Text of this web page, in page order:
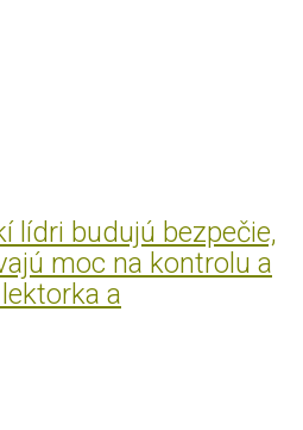
lídri budujú bezpečie,
moc na kontrolu a
a